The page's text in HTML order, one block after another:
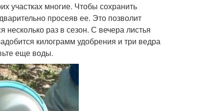
участках многие. Чтобы сохранить
просеяв ее. Это позволит
раз в сезон. С вечера листья
килограмм удобрения и три ведра
еще воды.